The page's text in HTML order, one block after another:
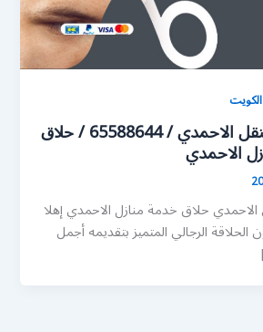
صالون رجالي متنقل الاحمدي / 65588644 / حلاق
الاحمدي
حلاق خدمة منازل الاحمدي إهلا
الرجالي المتميز بتقديمه أجمل